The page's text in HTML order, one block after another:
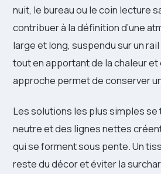
nuit, le bureau ou le coin lecture
contribuer à la définition d’une
large et long, suspendu sur un
tout en apportant de la chaleur
approche permet de conserver
Les solutions les plus simples
neutre et des lignes nettes
qui se forment sous pente. Un
reste du décor et éviter la